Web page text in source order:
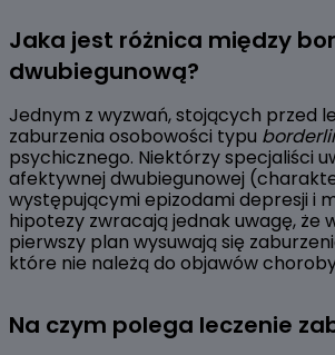
Jaka jest różnica między
dwubiegunową?
Jednym z wyzwań, stojących przed
zaburzenia osobowości typu
psychicznego. Niektórzy specjaliści
afektywnej dwubiegunowej
występującymi epizodami depresji i
hipotezy zwracają jednak uwagę, że
pierwszy plan wysuwają się
które nie należą do objawów
Na czym polega leczenie